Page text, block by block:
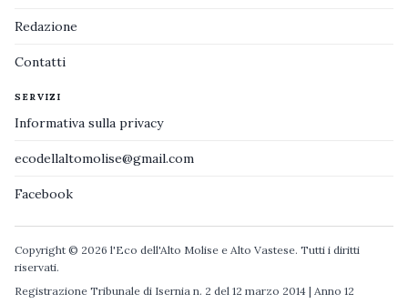
Redazione
Contatti
SERVIZI
Informativa sulla privacy
ecodellaltomolise@gmail.com
Facebook
Copyright © 2026 l'Eco dell'Alto Molise e Alto Vastese. Tutti i diritti
riservati.
Registrazione Tribunale di Isernia n. 2 del 12 marzo 2014 | Anno 12